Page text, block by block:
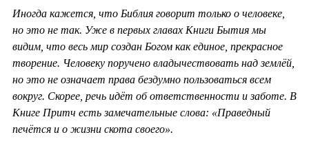
Иногда кажется, что Библия говорит только о человеке,
но это не так. Уже в первых главах Книги Бытия мы
видим, что весь мир создан Богом как единое, прекрасное
творение. Человеку поручено владычествовать над землёй,
но это не означает права бездумно пользоваться всем
вокруг. Скорее, речь идёт об ответственности и заботе. В
Книге Притч есть замечательные слова: «Праведный
печётся и о жизни скота своего».